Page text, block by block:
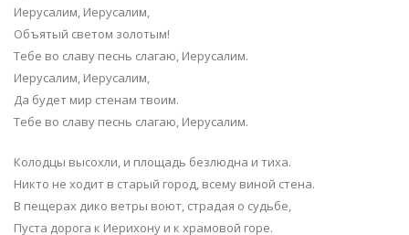
Иерусалим, Иерусалим,
Объятый светом золотым!
Тебе во славу песнь слагаю, Иерусалим.
Иерусалим, Иерусалим,
Да будет мир стенам твоим.
Тебе во славу песнь слагаю, Иерусалим.
Колодцы высохли, и площадь безлюдна и тиха.
Никто не ходит в старый город, всему виной стена.
В пещерах дико ветры воют, страдая о судьбе,
Пуста дорога к Иерихону и к храмовой горе.